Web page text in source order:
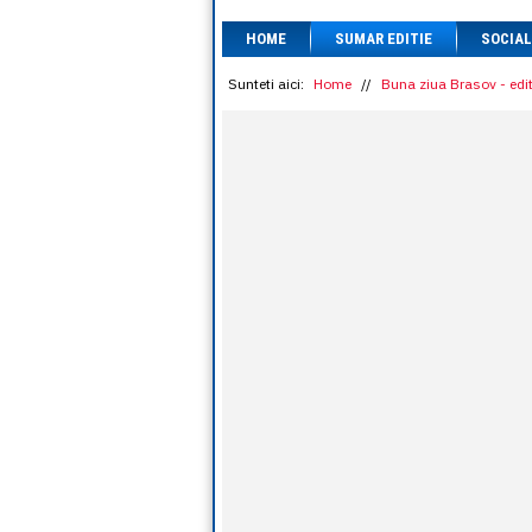
HOME SUMAR EDITIE SOCIAL
Sunteti aici: Home // Buna ziua Brasov -